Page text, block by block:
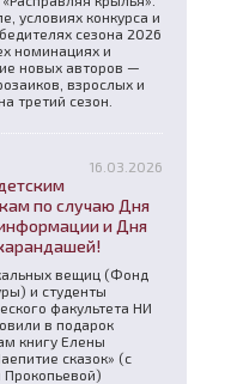
условиях конкурса и
сезона 2026
номинациях и
новых авторов —
взрослых и
третий сезон.
16.03.2026
по случаю Дня
и Дня
вещиц (Фонд
и студенты
факультета НИ
в подарок
книгу Елены
сказок» (с